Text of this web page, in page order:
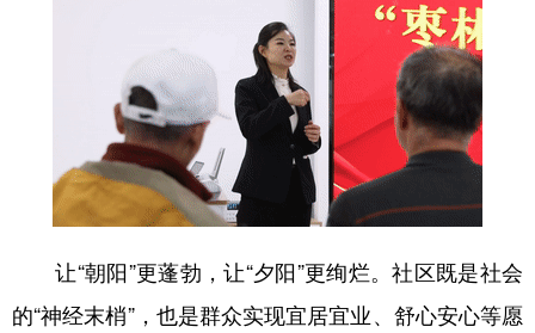
让“朝阳”更蓬勃，让“夕阳”更绚烂。社区既是社会
的“神经末梢”，也是群众实现宜居宜业、舒心安心等愿